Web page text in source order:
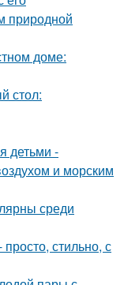
природной
доме:
стол:
детьми -
и морским
среди
стильно, с